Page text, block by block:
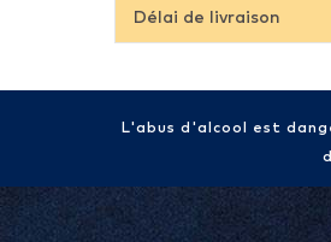
Délai de livraison
L'abus d'alcool est